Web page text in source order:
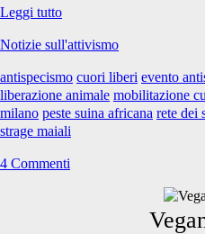
Leggi tuttoImpressioni
mobilitazione
di
Milano
Notizie sull'attivismo
antispecismo cuori liberi evento
liberazione animale mobilitazione
milano peste suina africana rete dei
strage maiali
4 Commenti